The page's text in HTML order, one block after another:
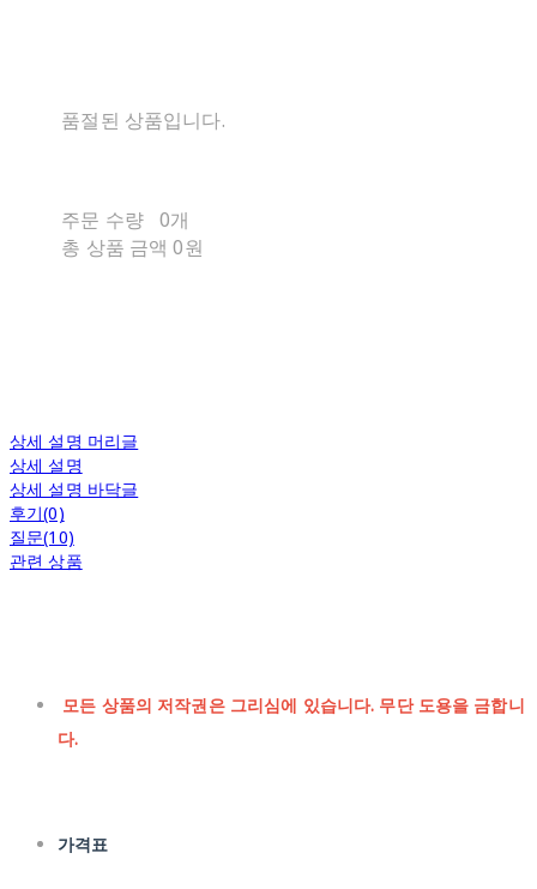
품절된 상품입니다.
주문 수량 0개
총 상품 금액 0원
상세 설명 머리글
상세 설명
상세 설명 바닥글
후기(0)
질문(10)
관련 상품
모든 상품의 저작권은 그리심에 있습니다. 무단 도용을 금합니
다.
가격표